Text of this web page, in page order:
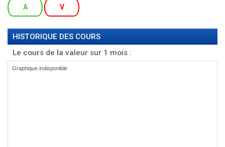
A V
HISTORIQUE DES COURS
Le cours de la valeur sur 1 mois :